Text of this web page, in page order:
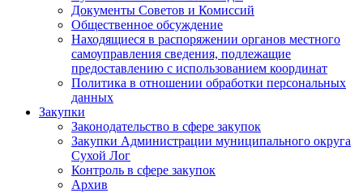
Документы Советов и Комиссий
Общественное обсуждение
Находящиеся в распоряжении органов местного
самоуправления сведения, подлежащие
предоставлению с использованием координат
Политика в отношении обработки персональных
данных
Закупки
Законодательство в сфере закупок
Закупки Администрации муниципального округа
Сухой Лог
Контроль в сфере закупок
Архив